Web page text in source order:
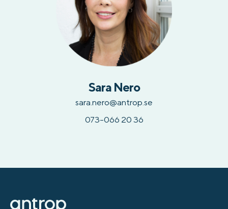
Sara Nero
sara.nero@antrop.se
073-066 20 36